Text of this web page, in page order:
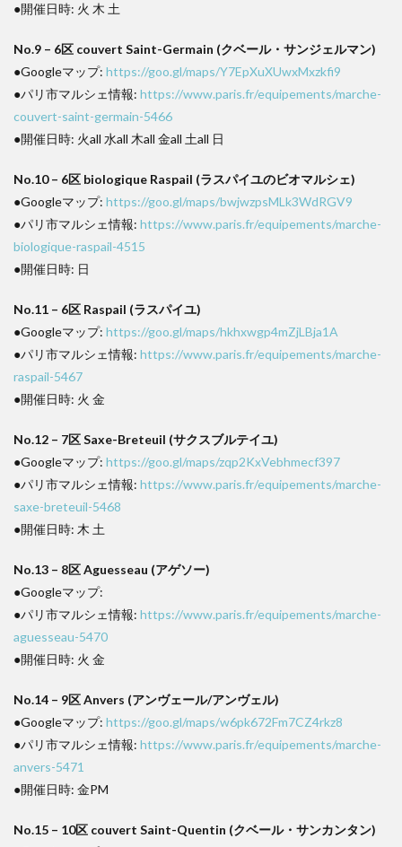
●開催日時: 火 木 土
No.9 – 6区 couvert Saint-Germain (クベール・サンジェルマン)
●Googleマップ: https://goo.gl/maps/Y7EpXuXUwxMxzkfi9
●パリ市マルシェ情報: https://www.paris.fr/equipements/marche-
couvert-saint-germain-5466
●開催日時: 火all 水all 木all 金all 土all 日
No.10 – 6区 biologique Raspail (ラスパイユのビオマルシェ)
●Googleマップ: https://goo.gl/maps/bwjwzpsMLk3WdRGV9
●パリ市マルシェ情報: https://www.paris.fr/equipements/marche-
biologique-raspail-4515
●開催日時: 日
No.11 – 6区 Raspail (ラスパイユ)
●Googleマップ: https://goo.gl/maps/hkhxwgp4mZjLBja1A
●パリ市マルシェ情報: https://www.paris.fr/equipements/marche-
raspail-5467
●開催日時: 火 金
No.12 – 7区 Saxe-Breteuil (サクスブルテイユ)
●Googleマップ: https://goo.gl/maps/zqp2KxVebhmecf397
●パリ市マルシェ情報: https://www.paris.fr/equipements/marche-
saxe-breteuil-5468
●開催日時: 木 土
No.13 – 8区 Aguesseau (アゲソー)
●Googleマップ:
●パリ市マルシェ情報: https://www.paris.fr/equipements/marche-
aguesseau-5470
●開催日時: 火 金
No.14 – 9区 Anvers (アンヴェール/アンヴェル)
●Googleマップ: https://goo.gl/maps/w6pk672Fm7CZ4rkz8
●パリ市マルシェ情報: https://www.paris.fr/equipements/marche-
anvers-5471
●開催日時: 金PM
No.15 – 10区 couvert Saint-Quentin (クベール・サンカンタン)